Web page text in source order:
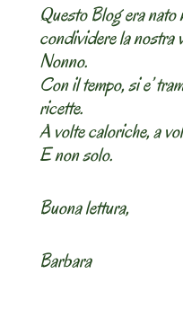
Questo Blog era
condividere la nostra
Nonno.
Con il tempo, si e’
ricette.
A volte caloriche, a
E non solo.
Buona lettura,
Barbara